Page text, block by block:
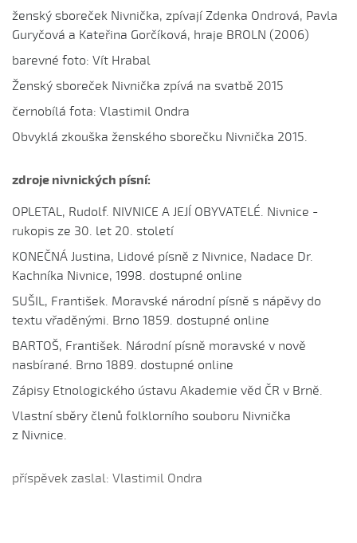
Hnalo dívča krávy (Kristýna Menšíková, 2013)
Hnalo dívča krávy (Lucie Němečková, 2013)
Hnalo dívča krávy (Nora Ondrová, 2014)
Hoja, hoja, hoja (Iva Bedřichová, 2005)
Hoja, hoja, hoja (Kateřina Hruščáková, 2008)
Hopaj hop, hopaj hop
Hradišťu, Hradišťu (Dominika Musilová, 2009)
Hrajte ně husličky (Antonín Bruštík, 2006)
Hrajte ně husličky (Daniel Bruštík, 2009)
Hrajte ně husličky (Jakub Šustr, 2004)
Hrajte ně husličky (Marek Kuruc, 2014)
Hrajte ně husličky (Matouš Orlovský, 2017)
Hromy bijú...
Hromy bijú a déšť
Hromy bijú a déšť prší...
Hromy bijú a déšť prší leje sa (Patrik Matušina, 2010)
Husári, husári...
ženský sboreček Nivnička, zpívají Zdenka Ondrová, Pavla
Guryčová a Kateřina Gorčíková, hraje BROLN (2006)
barevné foto: Vít Hrabal
Ženský sboreček Nivnička zpívá na svatbě 2015
černobílá fota: Vlastimil Ondra
Obvyklá zkouška ženského sborečku Nivnička 2015.
zdroje nivnických písní:
OPLETAL, Rudolf. NIVNICE A JEJÍ OBYVATELÉ. Nivnice -
rukopis ze 30. let 20. století
KONEČNÁ Justina, Lidové písně z Nivnice, Nadace Dr.
Kachníka Nivnice, 1998. dostupné online
SUŠIL, František. Moravské národní písně s nápěvy do
textu vřaděnými. Brno 1859. dostupné online
BARTOŠ, František. Národní písně moravské v nově
nasbírané. Brno 1889. dostupné online
Zápisy Etnologického ústavu Akademie věd ČR v Brně.
Vlastní sběry členů folklorního souboru Nivnička
z Nivnice.
příspěvek zaslal: Vlastimil Ondra